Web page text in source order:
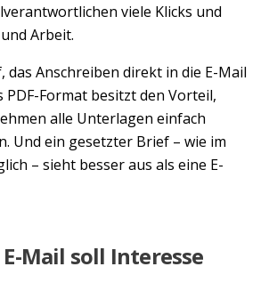
viele Klicks und
Arbeit.
das Anschreiben direkt in die E-Mail
PDF-Format besitzt den Vorteil,
alle Unterlagen einfach
Und ein gesetzter Brief – wie im
– sieht besser aus als eine E-
Mail soll Interesse